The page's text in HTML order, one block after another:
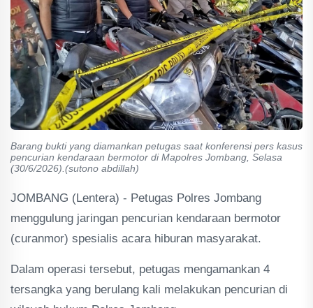
Barang bukti yang diamankan petugas saat konferensi pers kasus
pencurian kendaraan bermotor di Mapolres Jombang, Selasa
(30/6/2026).(sutono abdillah)
JOMBANG (Lentera) - Petugas Polres Jombang
menggulung jaringan pencurian kendaraan bermotor
(curanmor) spesialis acara hiburan masyarakat.
Dalam operasi tersebut, petugas mengamankan 4
tersangka yang berulang kali melakukan pencurian di